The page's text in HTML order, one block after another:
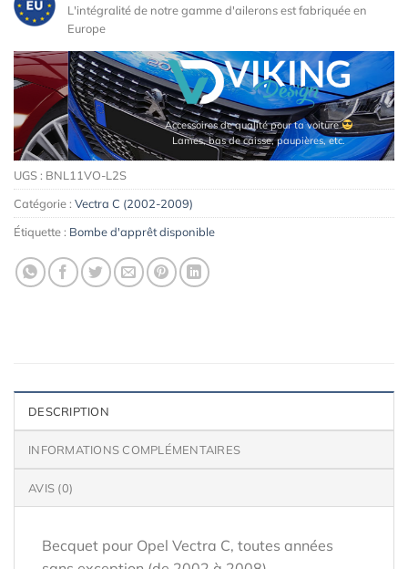
L'intégralité de notre gamme d'ailerons est fabriquée en
Europe
Accessoires de qualité pour ta voiture
Lames, bas de caisse, paupières, etc.
UGS : BNL11VO-L2S
Catégorie : Vectra C (2002-2009)
Étiquette : Bombe d'apprêt disponible
DESCRIPTION
INFORMATIONS COMPLÉMENTAIRES
AVIS (0)
Becquet pour Opel Vectra C, toutes années